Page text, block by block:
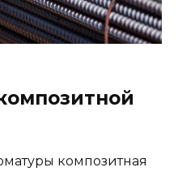
композитная